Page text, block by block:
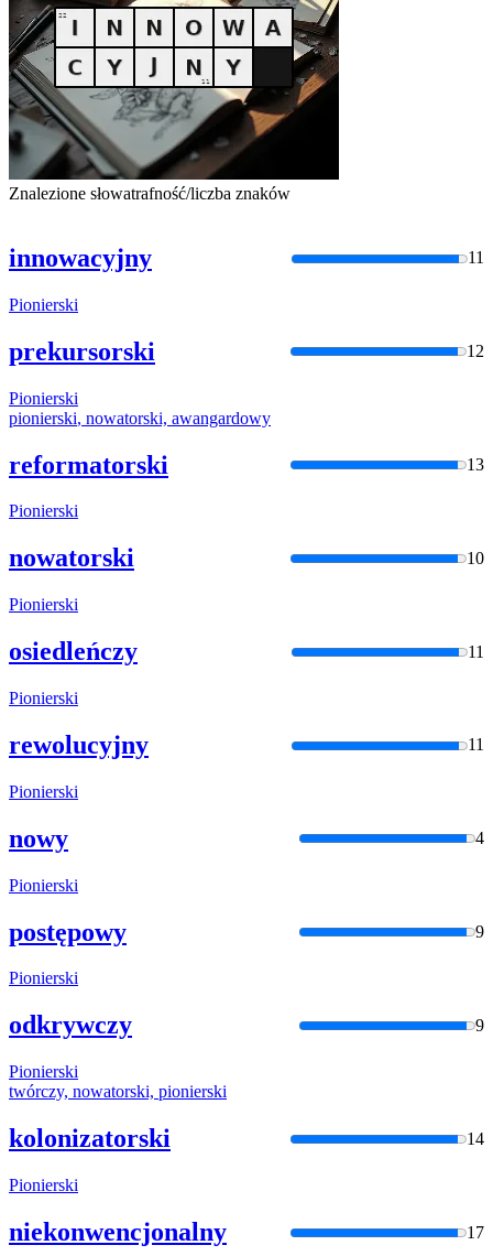
Znalezione słowatrafność/liczba znaków
innowacyjny 11
Pionierski
prekursorski 12
Pionierski
pionierski, nowatorski, awangardowy
reformatorski 13
Pionierski
nowatorski 10
Pionierski
osiedleńczy 11
Pionierski
rewolucyjny 11
Pionierski
nowy 4
Pionierski
postępowy 9
Pionierski
odkrywczy 9
Pionierski
twórczy, nowatorski, pionierski
kolonizatorski 14
Pionierski
niekonwencjonalny 17